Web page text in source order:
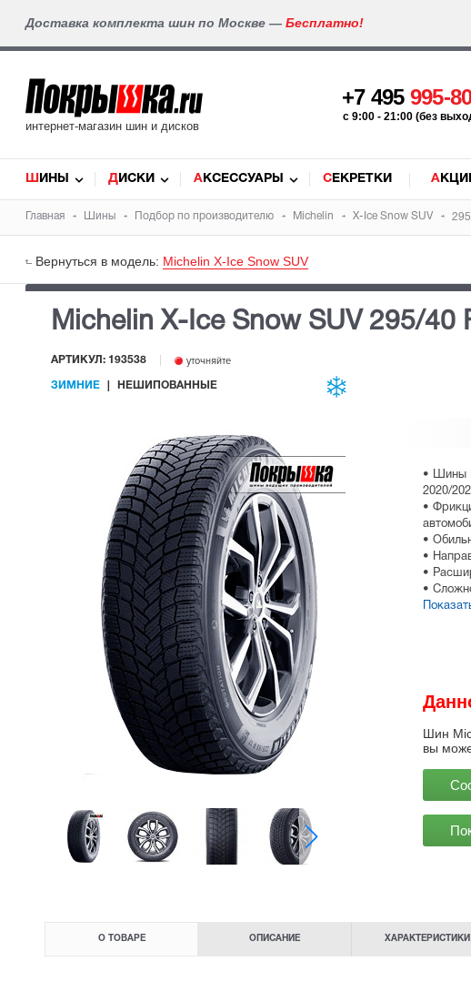
Доставка комплекта шин по Москве — Бесплатно!
интернет-магазин шин и дисков
+7 495 995-
c 9:00 - 21:00 (без
ШИНЫ ДИСКИ АКСЕССУАРЫ СЕКРЕТКИ
Главная Шины Подбор по производителю Michelin X-Ice Snow SUV
Вернуться в модель: Michelin X-Ice Snow SUV
Michelin X-Ice Snow SUV 295/40
АРТИКУЛ: 193538 уточняйте
ЗИМНИЕ НЕШИПОВАННЫЕ
• Шины
2020/
•
•
•
•
•
Шин
вы
О ТОВАРЕ ОПИСАНИЕ ХАРАКТЕРИСТИКИ